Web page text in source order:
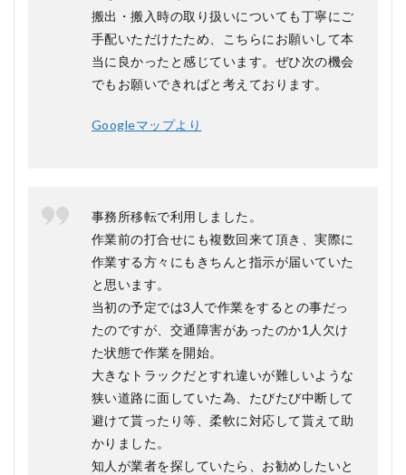
搬出・搬入時の取り扱いについても丁寧にご
手配いただけたため、こちらにお願いして本
当に良かったと感じています。ぜひ次の機会
でもお願いできればと考えております。
Googleマップより
事務所移転で利用しました。
作業前の打合せにも複数回来て頂き、実際に
作業する方々にもきちんと指示が届いていた
と思います。
当初の予定では3人で作業をするとの事だっ
たのですが、交通障害があったのか1人欠け
た状態で作業を開始。
大きなトラックだとすれ違いが難しいような
狭い道路に面していた為、たびたび中断して
避けて貰ったり等、柔軟に対応して貰えて助
かりました。
知人が業者を探していたら、お勧めしたいと